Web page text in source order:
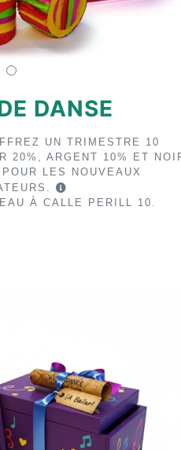
DANSE
UN TRIMESTRE 10
20%, ARGENT 10% ET
LES NOUVEAUX
À CALLE PERILL 10.